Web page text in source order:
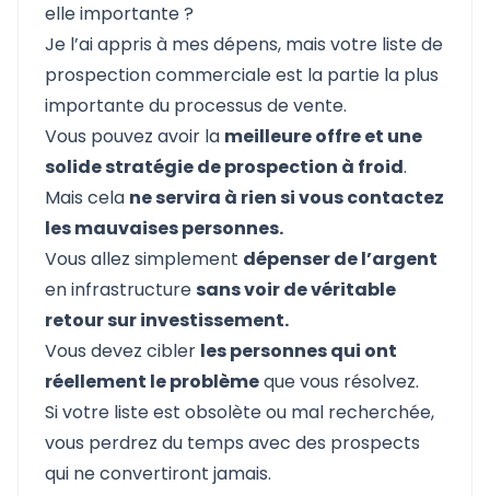
elle importante ?
Je l’ai appris à mes dépens, mais votre liste de
prospection commerciale est la partie la plus
importante du processus de vente.
Vous pouvez avoir la meilleure offre et une
solide stratégie de prospection à froid.
Mais cela ne servira à rien si vous contactez
les mauvaises personnes.
Vous allez simplement dépenser de l’argent
en infrastructuresans voir de véritable
retour sur investissement.
Vous devez cibler les personnes qui ont
réellement le problèmeque vous résolvez.
Si votre liste est obsolète ou mal recherchée,
vous perdrez du temps avec des prospects
qui ne convertiront jamais.